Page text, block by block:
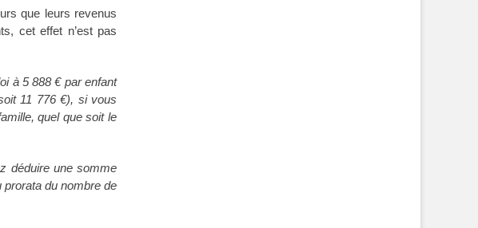
que leurs revenus
cet effet n’est pas
à 5 888 € par enfant
11 776 €), si vous
quel que soit le
déduire une somme
prorata du nombre de